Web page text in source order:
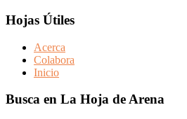
Hojas Útiles
Acerca
Colabora
Inicio
Busca en La Hoja de Arena